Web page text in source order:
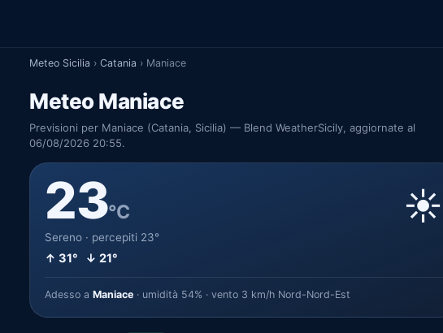
Meteo Sicilia › Catania › Maniace
Meteo Maniace
Previsioni per Maniace (Catania, Sicilia) — Blend WeatherSicily, aggiornate al
06/08/2026 20:55.
23°C
Sereno · percepiti 23°
↑ 31° ↓ 21°
☀️
Adesso a Maniace · umidità 54% · vento 3 km/h Nord-Nord-Est